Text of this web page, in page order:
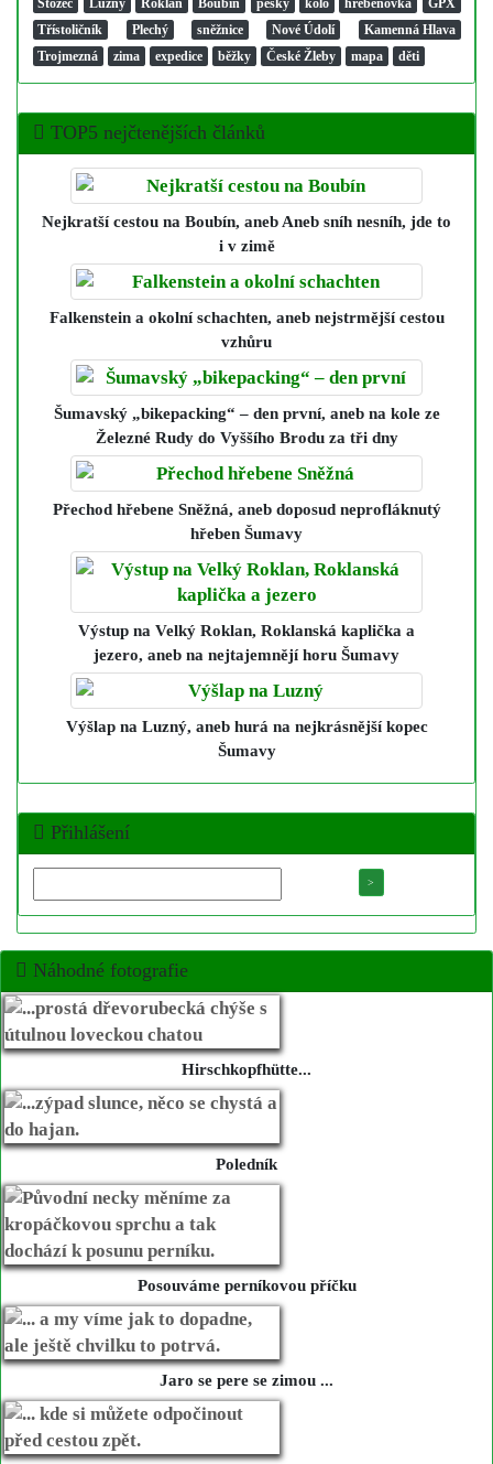
Stožec Luzný Roklan Boubín pěšky kolo hřebenovka
GPX
Třístoličník
Plechý sněžnice Nové Údolí
Kamenná Hlava
Trojmezná
zima expedice běžky České Žleby mapa děti
TOP5 nejčtenějších článků
Nejkratší cestou na Boubín, aneb Aneb sníh nesníh, jde to
i v zimě
Falkenstein a okolní schachten, aneb nejstrmější cestou
vzhůru
Šumavský „bikepacking“ – den první, aneb na kole ze
Železné Rudy do Vyššího Brodu za tři dny
Přechod hřebene Sněžná, aneb doposud neprofláknutý
hřeben Šumavy
Výstup na Velký Roklan, Roklanská kaplička a
jezero, aneb na nejtajemnějí horu Šumavy
Výšlap na Luzný, aneb hurá na nejkrásnější kopec
Šumavy
Přihlášení
Náhodné fotografie
Hirschkopfhütte...
Poledník
Posouváme perníkovou příčku
Jaro se pere se zimou ...